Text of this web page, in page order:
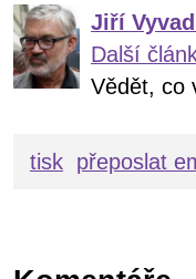
Jiří
Další
Vědět, co
tisk přeposlat